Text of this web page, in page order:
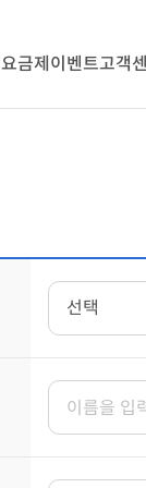
요금제 이벤트고객